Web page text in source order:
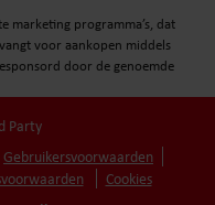
marketing programma’s, dat
voor aankopen middels
door de genoemde
Party
Gebruikersvoorwaarden
Cookies